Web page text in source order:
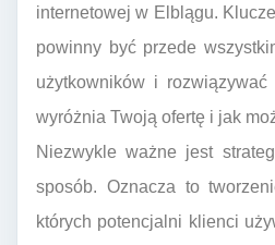
internetowej w Elblągu.
powinny być przede
użytkowników i
wyróżnia Twoją ofertę i jak
Niezwykle ważne jest
sposób. Oznacza to
których potencjalni klienci